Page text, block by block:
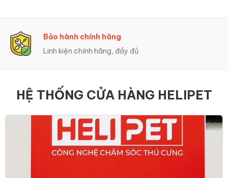
Trả Góp 0%
Hỗ trợ trả góp linh hoạt
HỆ THỐNG CỬA HÀNG HELIPET